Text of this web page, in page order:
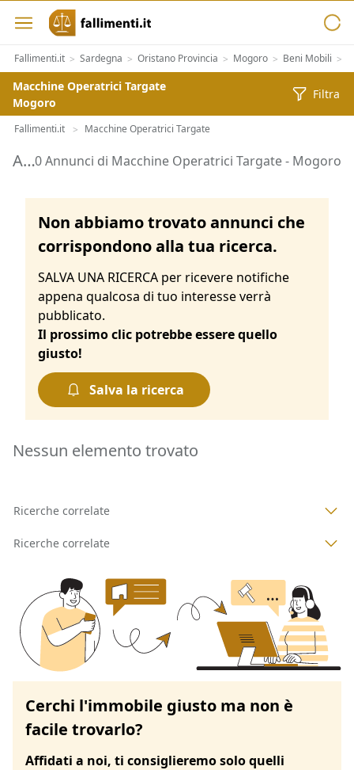
Fallimenti.it > Sardegna > Oristano Provincia > Mogoro > Beni Mobili >
Macchine Operatrici Targate
Mogoro
Filtra
Fallimenti.it > Macchine Operatrici Targate
Aste di Macchine Operatrici Targate Mogoro0 Annunci di Macchine Operatrici Targate - Mogoro
Non abbiamo trovato annunci che
corrispondono alla tua ricerca.
SALVA UNA RICERCA per ricevere notifiche
appena qualcosa di tuo interesse verrà
pubblicato.
Il prossimo clic potrebbe essere quello
giusto!
Salva la ricerca
Nessun elemento trovato
Ricerche correlate
Ricerche correlate
Cerchi l'immobile giusto ma non è
facile trovarlo?
Affidati a noi, ti consiglieremo solo quelli